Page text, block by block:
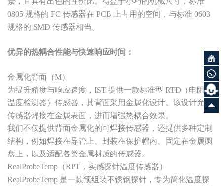
0805 规格的 FC 传感器在 PCB 上占用的空间，与标准 0603
规格的 SMD 传感器相当。
优异的热耦合性能与快速响应时间：
金属化背面（M）
为提升精度与响应速度，IST 提供一款标准型 RTD（电阻式
温度检测器）传感器，其背面采用金属化设计。该设计允许
传感器焊接在金属表面，进而增强热耦合效果。
我们不仅提供背面金属化的可焊接传感器，还提供多种定制
结构，例如焊接在导管上、封装在保护帽内、固定在金属圆
盘上，以及适配各类金属材质的传感器。
RealProbeTemp（RPT，实感探针温度传感器）
RealProbeTemp 是一款预组装不锈钢探针，专为简化温度探